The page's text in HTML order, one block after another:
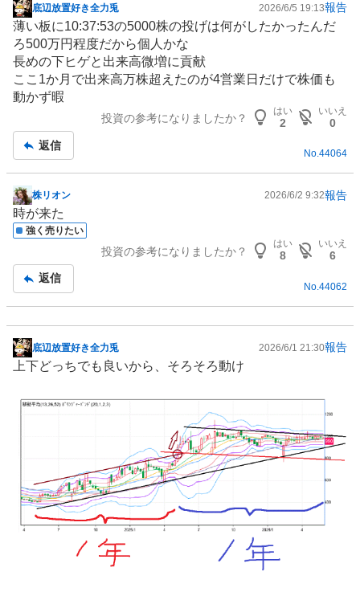
掲
示
板
記
事
底辺放置好き全力兎 2026/6/5 19:13報告
薄い板に10:37:53の5000株の投げは何がしたかったんだ
ろ500万円程度だから個人かな
長めの下ヒゲと出来高微増に貢献
ここ1か月で出来高万株超えたのが4営業日だけで株価も
動かず暇
投資の参考になりましたか？
はい
2
いいえ
0
返信
No.44064
掲
示
板
株リオン 2026/6/2 9:32報告
時が来た
強く売りたい
投資の参考になりましたか？
はい
8
いいえ
6
返信
No. 44062
掲
示
記
底辺放置好き全力兎 2026/6/1 21:30報告
上下どっちでも良いから、そろそろ動け